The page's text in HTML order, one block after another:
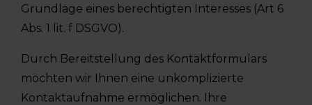
Grundlage eines berechtigten Interesses (Art 6
Abs. 1 lit. f DSGVO).
Durch Bereitstellung des Kontaktformulars
möchten wir Ihnen eine unkomplizierte
Kontaktaufnahme ermöglichen. Ihre